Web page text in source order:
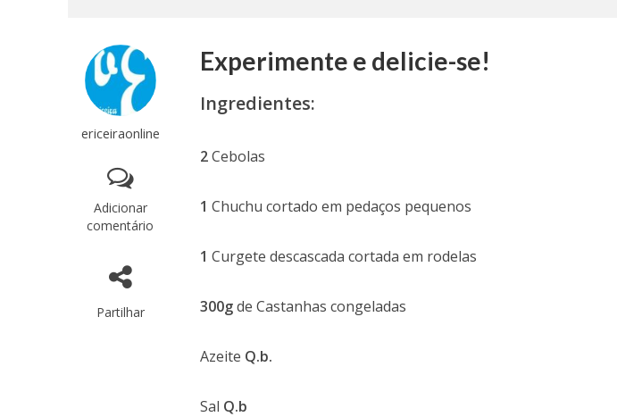
ericeiraonline
Adicionar
comentário
Partilhar
Experimente e delicie-se!
Ingredientes:
2Cebolas
1Chuchu cortado em pedaços pequenos
1Curgete descascada cortada em rodelas
300gde Castanhas congeladas
Azeite Q.b.
Sal Q.b